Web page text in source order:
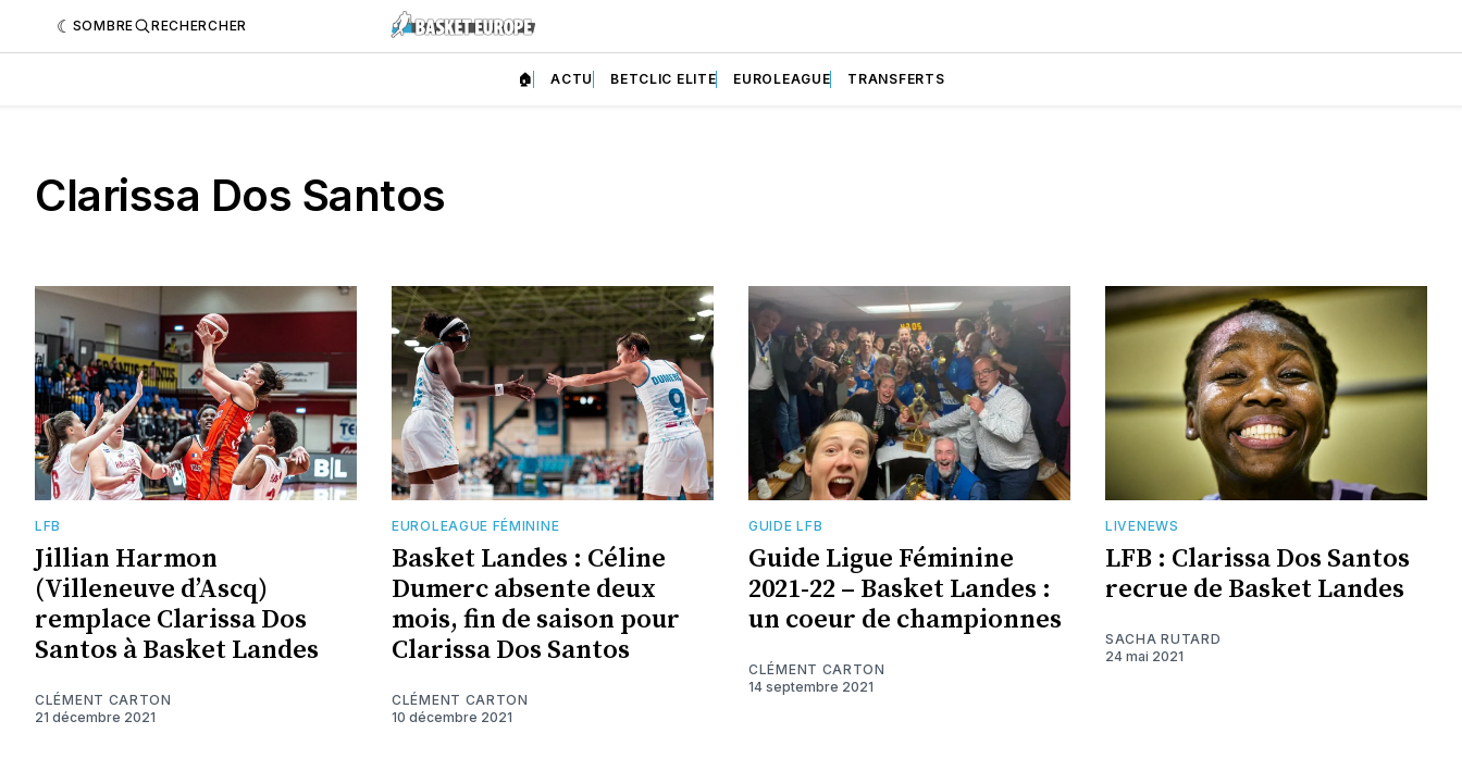
SOMBRE RECHERCHER
🏠 ACTU BETCLIC ELITE EUROLEAGUE TRANSFERTS
Clarissa Dos Santos
LFB
Jillian Harmon
(Villeneuve d’Ascq)
remplace Clarissa Dos
Santos à Basket Landes
CLÉMENT CARTON
21 décembre 2021
EUROLEAGUE FÉMININE
Basket Landes : Céline
Dumerc absente deux
mois, fin de saison pour
Clarissa Dos Santos
CLÉMENT CARTON
10 décembre 2021
GUIDE LFB
Guide Ligue Féminine
2021-22 – Basket Landes :
un coeur de championnes
CLÉMENT CARTON
14 septembre 2021
LIVENEWS
LFB : Clarissa Dos Santos
recrue de Basket Landes
SACHA RUTARD
24 mai 2021